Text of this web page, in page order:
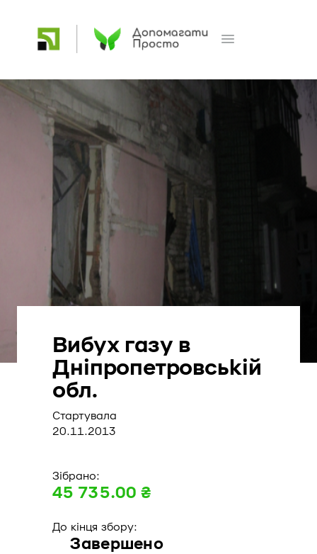
Вибух газу в
Дніпропетровській
обл.
Стартувала
20.11.2013
Зібрано:
45 735.00 ₴
До кінця збору:
Завершено